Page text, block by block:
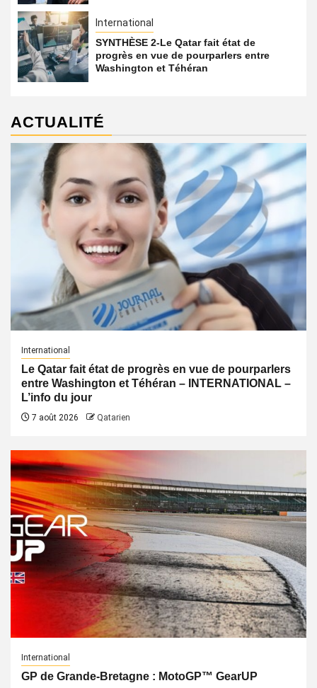
International
SYNTHÈSE 2-Le Qatar fait état de
progrès en vue de pourparlers entre
Washington et Téhéran
ACTUALITÉ
International
Le Qatar fait état de progrès en vue de pourparlers
entre Washington et Téhéran – INTERNATIONAL –
L’info du jour
7 août 2026 Qatarien
International
GP de Grande-Bretagne : MotoGP™ GearUP